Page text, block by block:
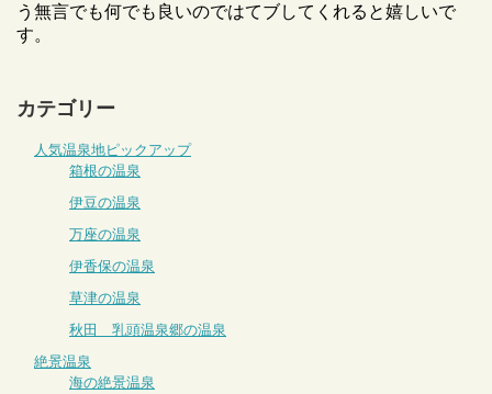
う無言でも何でも良いのではてブしてくれると嬉しいで
す。
カテゴリー
人気温泉地ピックアップ
箱根の温泉
伊豆の温泉
万座の温泉
伊香保の温泉
草津の温泉
秋田 乳頭温泉郷の温泉
絶景温泉
海の絶景温泉